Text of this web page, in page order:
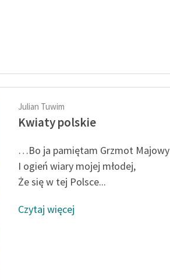
Julian Tuwim
Kwiaty polskie
…Bo ja pamiętam Grzmot Majowy
I ogień wiary mojej młodej,
Że się w tej Polsce...
Czytaj więcej